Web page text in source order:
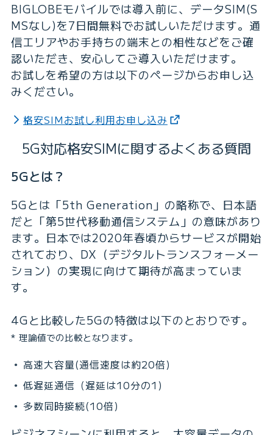
BIGLOBEモバイルでは導入前に、データSIM(S
MSなし)を7日間無料でお試しいただけます。通
信エリアやお手持ちの端末との相性などをご確
認いただき、安心してご導入いただけます。
お試しを希望の方は以下のページからお申し込
みください。
格安SIMお試し利用お申し込み
5G対応格安SIMに関するよくある質問
5Gとは？
5Gとは「5th Generation」の略称で、日本語
だと「第5世代移動通信システム」の意味があり
ます。日本では2020年春頃からサービスが開始
されており、DX（デジタルトランスフォーメー
ション）の実現に向けて期待が高まっていま
す。
4Gと比較した5Gの特徴は以下のとおりです。
* 理論値での比較となります。
高速大容量(通信速度は約20倍)
低遅延通信（遅延は10分の1)
多数同時接続(10倍)